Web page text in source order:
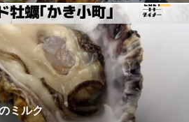
リプリ牡蠣 × 泡」の至福のマリアージ
ミルク、濃厚な「牡蠣」のシーズン到
では、旬の牡蠣を一番美味しいイタ
ています。
ekie（エキエ）広島駅
ミルク